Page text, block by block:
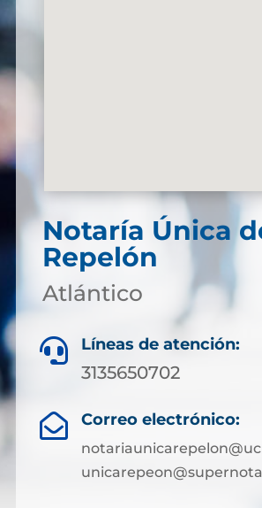
Notaría Única
Repelón
Atlántico
 Líneas de atención:
3135650702
 Correo electrónico: